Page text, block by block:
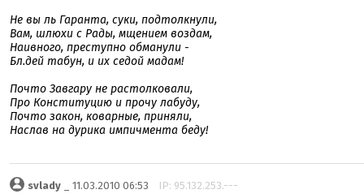
Не вы ль Гаранта, суки, подтолкнули,
Вам, шлюхи с Рады, мщением воздам,
Наивного, преступно обманули -
Бл.дей табун, и их седой мадам!
Почто Завгару не растолковали,
Про Конституцию и прочу лабуду,
Почто закон, коварные, приняли,
Наслав на дурика импичмента беду!
svlady _ 11.03.2010 06:53 IP: 95.132.253.---